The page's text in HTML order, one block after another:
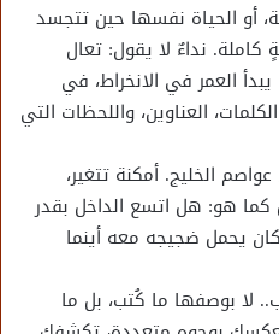
أو الحياة نفسها حين تتجسد
نداءٌ لا يقول: تعال
العمر في الانخراط، في
العناوين، واللحظات التي
الخليج. أمكنة تتغير،
كما هو: هل اتسع الداخل بقدر
يحمل ضجيجه معه أينما
لا بوصفها ما كُتب، بل ما